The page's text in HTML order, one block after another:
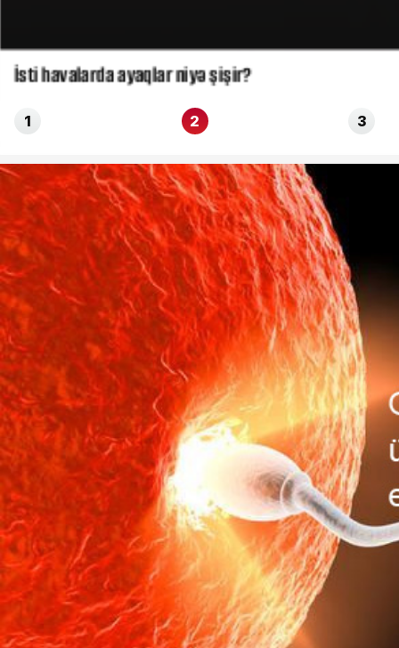
İsti havalarda ayaqlar niyə şişir?
1 2 3